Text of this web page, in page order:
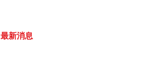
最新消息